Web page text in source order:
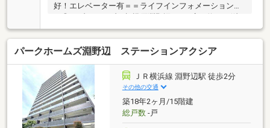
好！エレベーター有＝＝ライフインフォメーション＝
歩1分)◎フードワン淵野辺店：約500m(徒歩7分)◎業
務スーパーエスポット淵野辺店：約500m(徒歩7分)◎
淵野辺総合病院：約450m(徒歩6分)◎淵野辺小学校：
約750m(徒歩10分)◎大野北中学校：約500m(徒歩7分)
パークホームズ淵野辺 ステーションアクシア
ＪＲ横浜線 淵野辺駅 徒歩2分
その他の交通
築18年2ヶ月/15階建
総戸数-戸